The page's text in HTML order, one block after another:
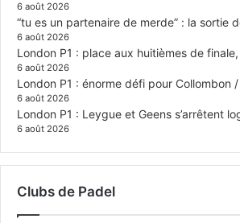
6 août 2026
“tu es un partenaire de merde” : la sortie
6 août 2026
London P1 : place aux huitièmes de
6 août 2026
London P1 : énorme défi pour
6 août 2026
London P1 : Leygue et Geens s’arrêtent
6 août 2026
Clubs de Padel